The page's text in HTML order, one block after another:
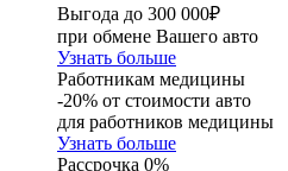
Выгода до 300 000₽
при обмене Вашего авто
Узнать больше
Работникам медицины
-20% от стоимости авто
для работников медицины
Узнать больше
Рассрочка 0%